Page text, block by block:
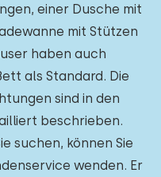
einer Dusche mit
mit Stützen
haben auch
als Standard. Die
sind in den
beschrieben.
suchen, können Sie
wenden. Er